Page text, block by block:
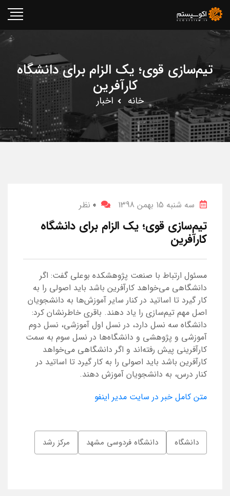
تیم‌سازی قوی؛ یک الزام برای دانشگاه
کارآفرین
خانه اخبار
سه شنبه 15 بهمن 1398 0 نظر
تیم‌سازی قوی؛ یک الزام برای دانشگاه
کارآفرین
مسئول ارتباط با صنعت پژوهشکده بوعلی گفت: اگر
دانشگاهی می‌خواهد کارآفرین باشد باید اصولی را به
کار گیرد تا اساتید در کنار سایر آموزش‌ها به دانشجویان
اصل مهم تیم‌سازی را یاد دهند. باقری خاطرنشان کرد:
دانشگاه سه نسل دارد، در نسل اول آموزشی، نسل دوم
آموزشی و پژوهشی و دانشگاه‌ها در نسل سوم به سمت
کارآفرینی پیش رفته‌اند و اگر دانشگاهی می‌خواهد
کارآفرین باشد باید اصولی را به کار گیرد تا اساتید در
کنار درس، به دانشجویان آموزش دهند.
متن کامل خبر در سایت مدیر اینفو
دانشگاه دانشگاه فردوسی مشهد مرکز رشد